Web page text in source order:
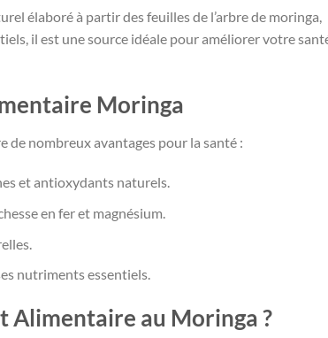
élaboré à partir des feuilles de l’arbre de moringa,
il est une source idéale pour améliorer votre
Moringa
de nombreux avantages pour la santé :
et antioxydants naturels.
en fer et magnésium.
nutriments essentiels.
Alimentaire au Moringa ?